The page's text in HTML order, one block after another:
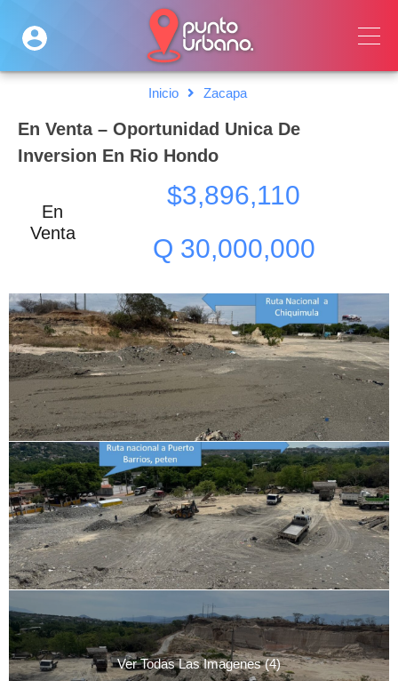
Inicio Zacapa
En Venta – Oportunidad Unica De
Inversion En Rio Hondo
En
Venta
$3,896,110
Q 30,000,000
Ver Todas Las Imagenes (4)